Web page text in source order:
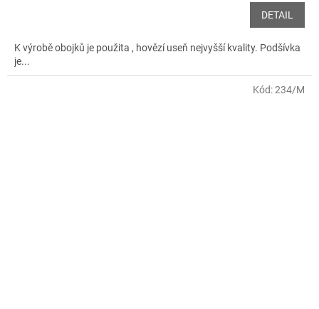
DETAIL
K výrobě obojků je použita , hovězí useň nejvyšší kvality. Podšívka
je...
Kód:234/M